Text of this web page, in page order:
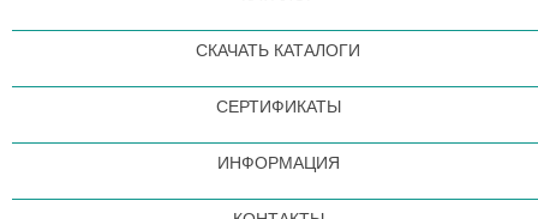
СКАЧАТЬ КАТАЛОГИ
СЕРТИФИКАТЫ
ИНФОРМАЦИЯ